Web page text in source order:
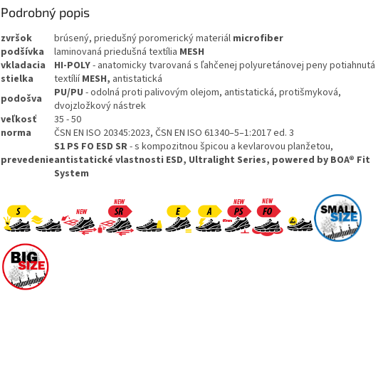
Podrobný popis
zvršok brúsený, priedušný poromerický materiál microfiber
podšívka
laminovaná priedušná textília MESH
vkladacia
stielka
HI-POLY- anatomicky tvarovaná s ľahčenej polyuretánovej peny potiahnutá
textíliíMESH, antistatická
podošva
PU/PU - odolná proti palivovým olejom, antistatická, protišmyková,
dvojzložkový nástrek
veľkosť
35 - 50
norma
ČSN EN ISO 20345:2023, ČSN EN ISO 61340–5–1:2017 ed. 3
prevedenie
S1 PS FO ESD SR- s kompozitnou špicou a kevlarovou planžetou,
antistatické vlastnosti ESD, Ultralight Series, powered by BOA® Fit
System